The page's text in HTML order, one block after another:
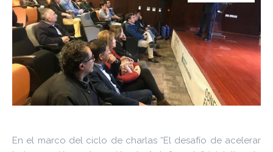
En el marco del ciclo de charlas “El desafío de acelerar